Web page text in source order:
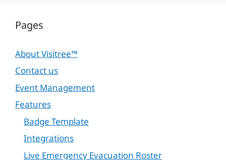
Pages
About Visitree™
Contact us
Event Management
Features
Badge Template
Integrations
Live Emergency Evacuation Roster